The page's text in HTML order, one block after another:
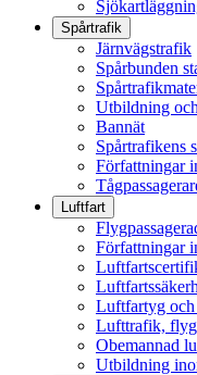
Spårtrafik
Järnvägstrafik
Spårbunden
Utbildning
Bannät
Spårtrafikens
Författningar
Luftfart
Författningar
Luftfartyg
Lufttrafik,
Obemannad
Utbildning